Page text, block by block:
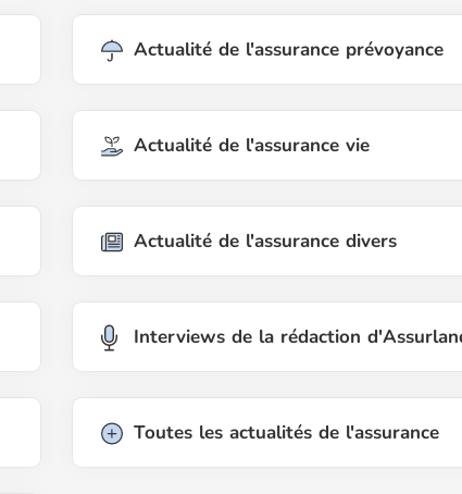
Actualité de l'assurance prévoyance
Actualité de l'assurance vie
Actualité de l'assurance divers
Interviews de la rédaction
Toutes les actualités de l'assurance